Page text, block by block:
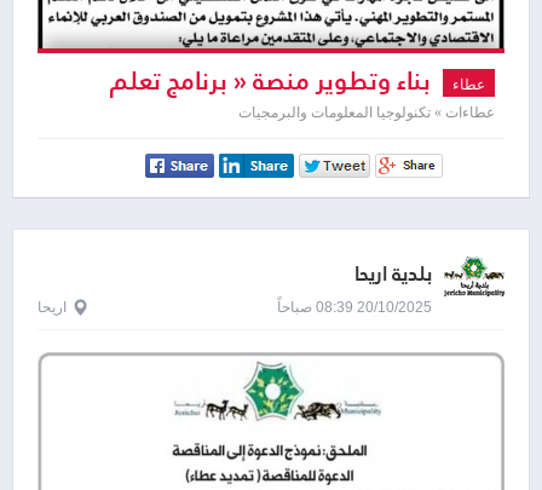
عطاء بناء وتطوير منصة « برنامج تعلم
لتقود »
عطاءات » تكنولوجيا المعلومات والبرمجيات
بلدية اريحا
20/10/2025 08:39 صباحاً اريحا